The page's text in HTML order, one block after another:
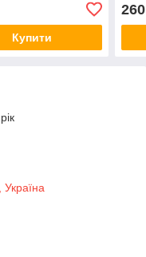
Купити
260